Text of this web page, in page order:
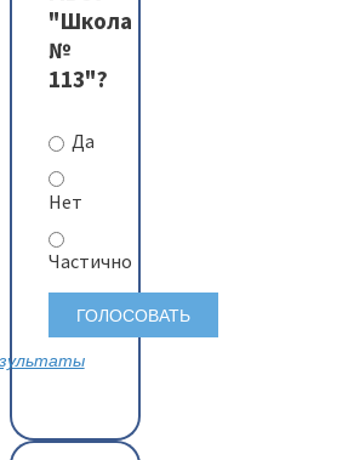
"Школа
№
113"?
Да
Нет
Частично